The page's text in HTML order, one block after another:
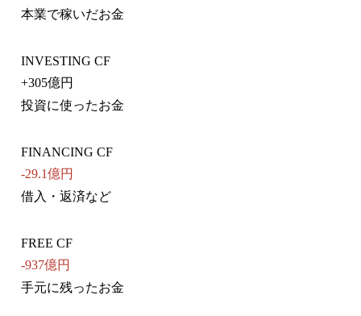
本業で稼いだお金
INVESTING CF
+305億円
投資に使ったお金
FINANCING CF
-29.1億円
借入・返済など
FREE CF
-937億円
手元に残ったお金